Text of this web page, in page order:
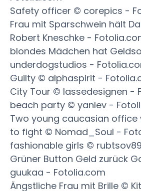
Safety officer © corepics -
Frau mit Sparschwein hält
Robert Kneschke -
blondes Mädchen hat
underdogstudios -
Guilty © alphaspirit -
City Tour © lassedesignen -
beach party © yanlev -
Two young caucasian
to fight © Nomad_Soul -
fashionable girls ©
Grüner Button Geld zurück
guukaa - Fotolia.com
Ängstliche Frau mit Brille ©